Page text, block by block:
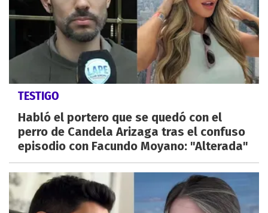
TESTIGO
Habló el portero que se quedó con el
perro de Candela Arizaga tras el confuso
episodio con Facundo Moyano: "Alterada"